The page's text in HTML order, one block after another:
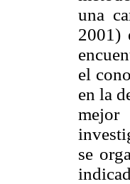
una
2001)
el
en la
mejor
se